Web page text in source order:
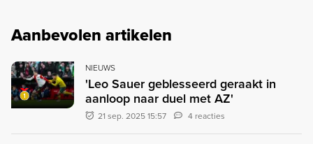
Aanbevolen artikelen
NIEUWS
'Leo Sauer geblesseerd geraakt in
aanloop naar duel met AZ'
21 sep. 2025 15:57 4 reacties